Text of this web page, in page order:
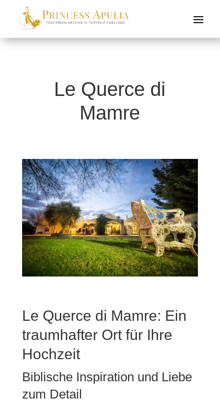
Le Querce di
Mamre
Le Querce di Mamre: Ein
traumhafter Ort für Ihre
Hochzeit
Biblische Inspiration und Liebe
zum Detail